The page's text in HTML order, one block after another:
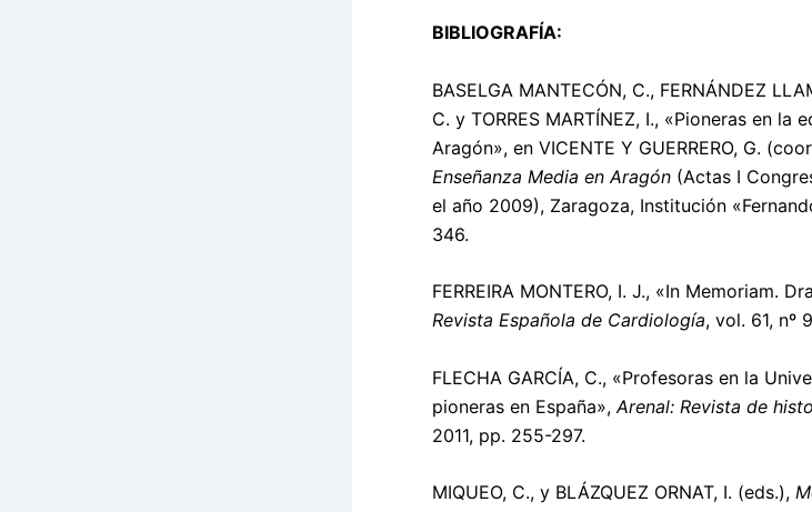
BIBLIOGRAFÍA:
BASELGA MANTECÓN, C., FERNÁNDEZ
C. y TORRES MARTÍNEZ, I., «Pioneras en la
Aragón», en VICENTE Y GUERRERO, G.
Enseñanza Media en Aragón (Actas I
el año 2009), Zaragoza, Institución
346.
FERREIRA MONTERO, I. J., «In Memoriam.
Revista Española de Cardiología, vol. 61, nº
FLECHA GARCÍA, C., «Profesoras en la
pioneras en España», Arenal: Revista de
2011, pp. 255-297.
MIQUEO, C., y BLÁZQUEZ ORNAT, I. (eds.),